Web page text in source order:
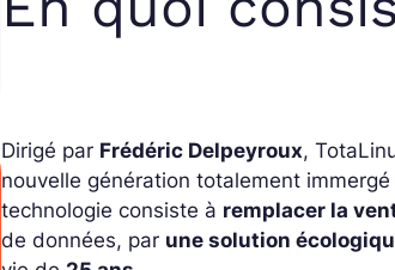
Dirigé par Frédéric Delpeyroux,
nouvelle génération totalement
technologie consiste à remplacer la
de données, par une solution